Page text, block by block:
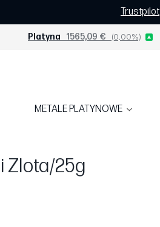
Trustpilot
Platyna 1565,09 € (0,00%)
METALE PLATYNOWE
Zlota/25g